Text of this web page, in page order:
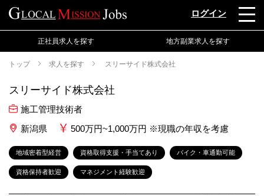
ログイン
正社員求人を探す 地方副業求人を探す
トップ 求人を探す スリーサイド株式会社
スリーサイド株式会社
施工管理技術者
新潟県
500万円~1,000万円 ※現職の年収を考慮
地域密着型経営 資格取得支援・手当てあり バイク・車通勤可能
資格保持者歓迎 マネジメント経験歓迎